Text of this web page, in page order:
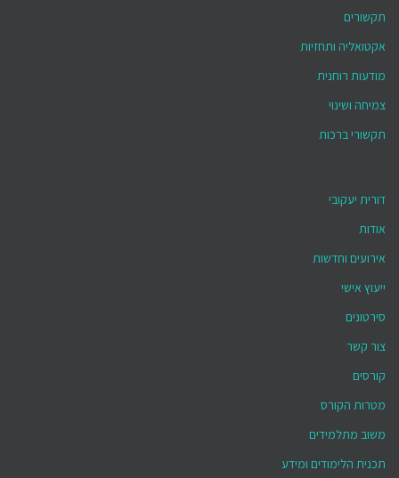
תקשורים
אקטואליה ותחזיות
מודעות רוחנית
צמיחה ושינוי
תקשורי ברכות
דורית יעקובי
אודות
אירועים וחדשות
ייעוץ אישי
סירטונים
צור קשר
קורסים
מטרות הקורס
משוב מתלמידים
תכנית הלימודים ומידע